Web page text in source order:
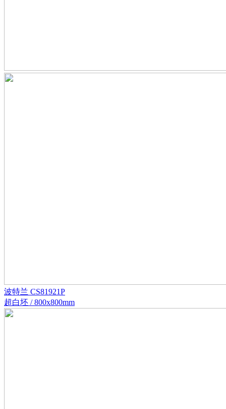
波特兰 CS81921P
超白坯 / 800x800mm